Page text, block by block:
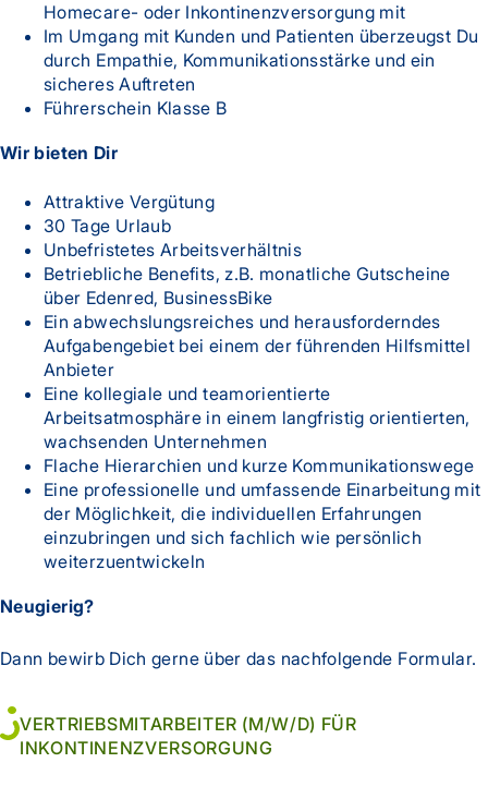
Homecare- oder Inkontinenzversorgung mit
Im Umgang mit Kunden und Patienten überzeugst Du
durch Empathie, Kommunikationsstärke und ein
sicheres Auftreten
Führerschein Klasse B
Wir bieten Dir
Attraktive Vergütung
30 Tage Urlaub
Unbefristetes Arbeitsverhältnis
Betriebliche Benefits, z.B. monatliche Gutscheine
über Edenred, BusinessBike
Ein abwechslungsreiches und herausforderndes
Aufgabengebiet bei einem der führenden Hilfsmittel
Anbieter
Eine kollegiale und teamorientierte
Arbeitsatmosphäre in einem langfristig orientierten,
wachsenden Unternehmen
Flache Hierarchien und kurze Kommunikationswege
Eine professionelle und umfassende Einarbeitung mit
der Möglichkeit, die individuellen Erfahrungen
einzubringen und sich fachlich wie persönlich
weiterzuentwickeln
Neugierig?
Dann bewirb Dich gerne über das nachfolgende Formular.
VERTRIEBSMITARBEITER (M/W/D) FÜR
INKONTINENZVERSORGUNG